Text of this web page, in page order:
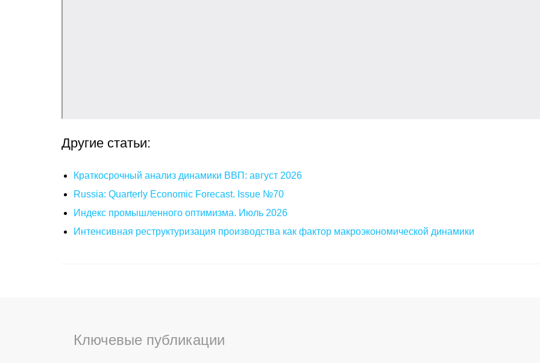
Другие статьи:
Краткосрочный анализ динамики ВВП: август 2026
Russia: Quarterly Economic Forecast. Issue №70
Индекс промышленного оптимизма. Июль 2026
Интенсивная реструктуризация производства как фактор макроэкономической динамики
Ключевые публикации